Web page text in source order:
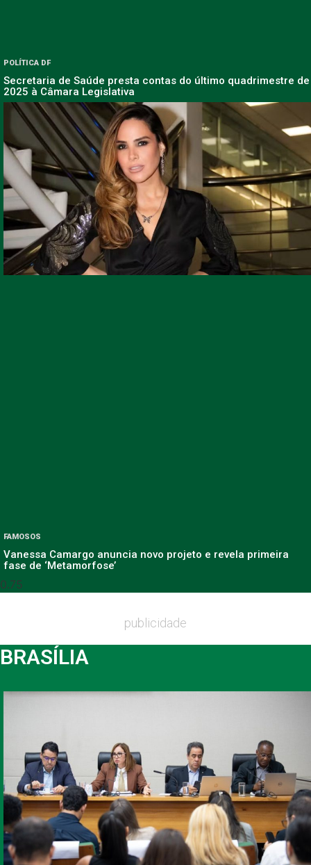
POLÍTICA DF
Secretaria de Saúde presta contas do último quadrimestre de
2025 à Câmara Legislativa
FAMOSOS
Vanessa Camargo anuncia novo projeto e revela primeira
fase de ‘Metamorfose’
publicidade
BRASÍLIA